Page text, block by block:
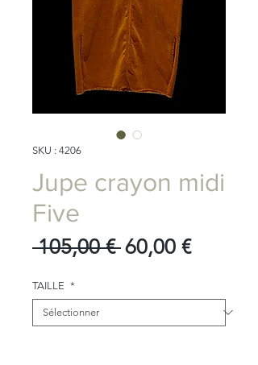
SKU : 4206
Jupe crayon midi
Five
105,00 € Prix
60,00 €Prix
TAILLE *